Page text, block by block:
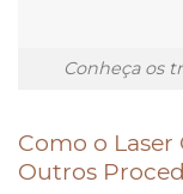
Conheça os
Como o
Outros